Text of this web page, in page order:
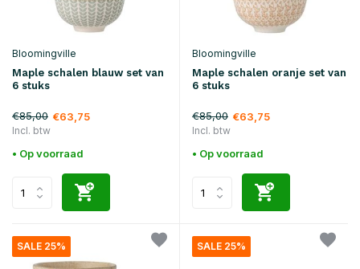
Bloomingville
Maple schalen blauw set van
6 stuks
€85,00 €63,75
Incl. btw
• Op voorraad
Bloomingville
Maple schalen oranje set van
6 stuks
€85,00 €63,75
Incl. btw
• Op voorraad
SALE 25% SALE 25%